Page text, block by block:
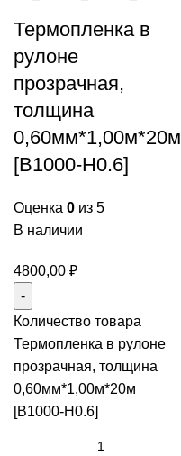
Термопленка в
рулоне
прозрачная,
толщина
0,60мм*1,00м*20м
[B1000-H0.6]
Оценка 0 из 5
В наличии
4800,00 ₽
Количество товара
Термопленка в рулоне
прозрачная, толщина
0,60мм*1,00м*20м
[B1000-H0.6]